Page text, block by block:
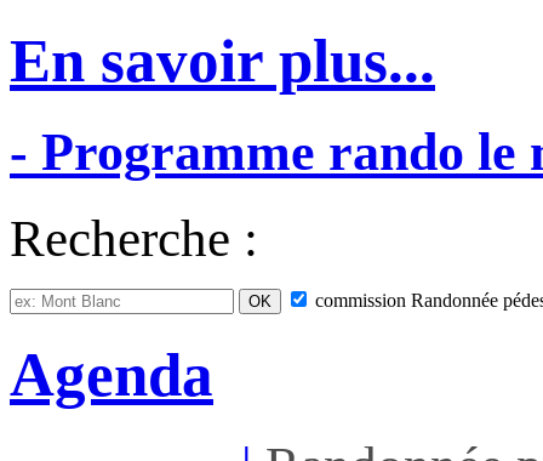
En savoir plus...
- Programme rando le
Recherche :
commission Randonnée
Agenda